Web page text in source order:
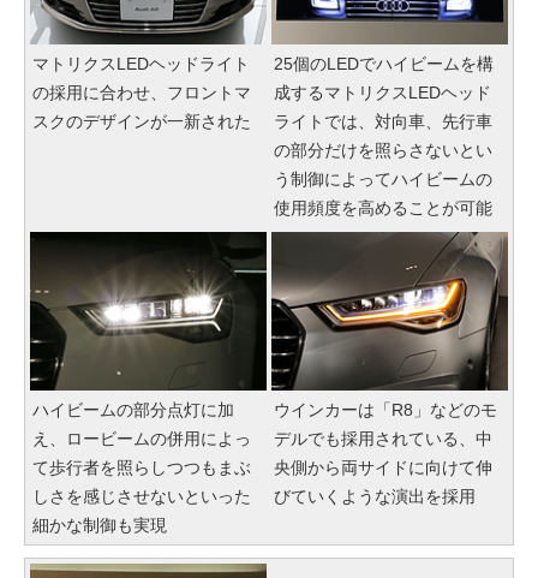
マトリクスLEDヘッドライト
の採用に合わせ、フロントマ
スクのデザインが一新された
25個のLEDでハイビームを構
成するマトリクスLEDヘッド
ライトでは、対向車、先行車
の部分だけを照らさないとい
う制御によってハイビームの
使用頻度を高めることが可能
ハイビームの部分点灯に加
え、ロービームの併用によっ
て歩行者を照らしつつもまぶ
しさを感じさせないといった
細かな制御も実現
ウインカーは「R8」などのモ
デルでも採用されている、中
央側から両サイドに向けて伸
びていくような演出を採用